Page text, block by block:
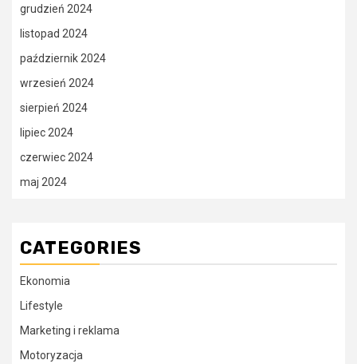
grudzień 2024
listopad 2024
październik 2024
wrzesień 2024
sierpień 2024
lipiec 2024
czerwiec 2024
maj 2024
CATEGORIES
Ekonomia
Lifestyle
Marketing i reklama
Motoryzacja